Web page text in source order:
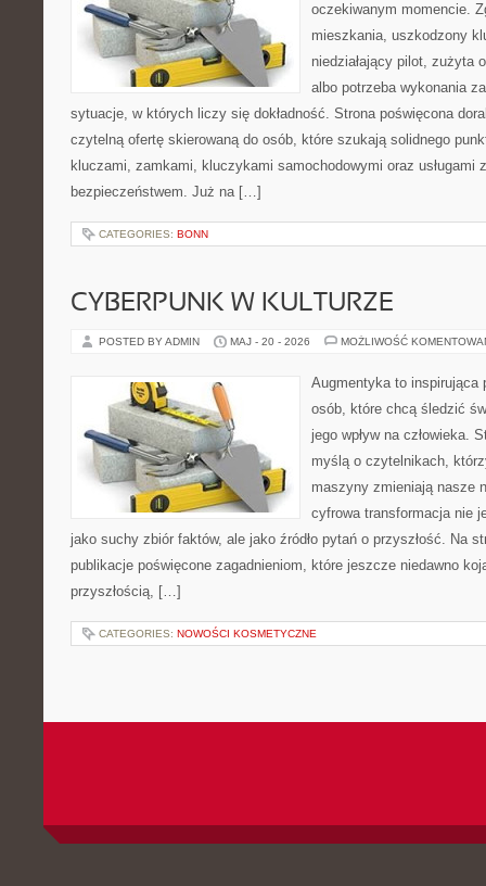
oczekiwanym momencie.
mieszkania, uszkodzony
niedziałający pilot, zużyta
albo potrzeba wykonania
sytuacje, w których liczy się dokładność. Strona poświęcona
czytelną ofertę skierowaną do osób, które szukają solidnego
kluczami, zamkami, kluczykami samochodowymi oraz usługami
bezpieczeństwem. Już na […]
CATEGORIES: BONN
CYBERPUNK W KULTURZE
POSTED BY ADMIN MAJ - 20 - 2026 MOŻLIWOŚĆ
Augmentyka to inspirująca
osób, które chcą śledzić
jego wpływ na człowieka.
myślą o czytelnikach,
maszyny zmieniają nasze
cyfrowa transformacja nie
jako suchy zbiór faktów, ale jako źródło pytań o przyszłość. Na
publikacje poświęcone zagadnieniom, które jeszcze niedawno
przyszłością, […]
CATEGORIES: NOWOŚCI KOSMETYCZNE